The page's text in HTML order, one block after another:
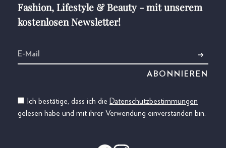
Fashion, Lifestyle & Beauty - mit unserem
kostenlosen Newsletter!
Ich bestätige, dass ich die Datenschutzbestimmungen
gelesen habe und mit ihrer Verwendung einverstanden bin.